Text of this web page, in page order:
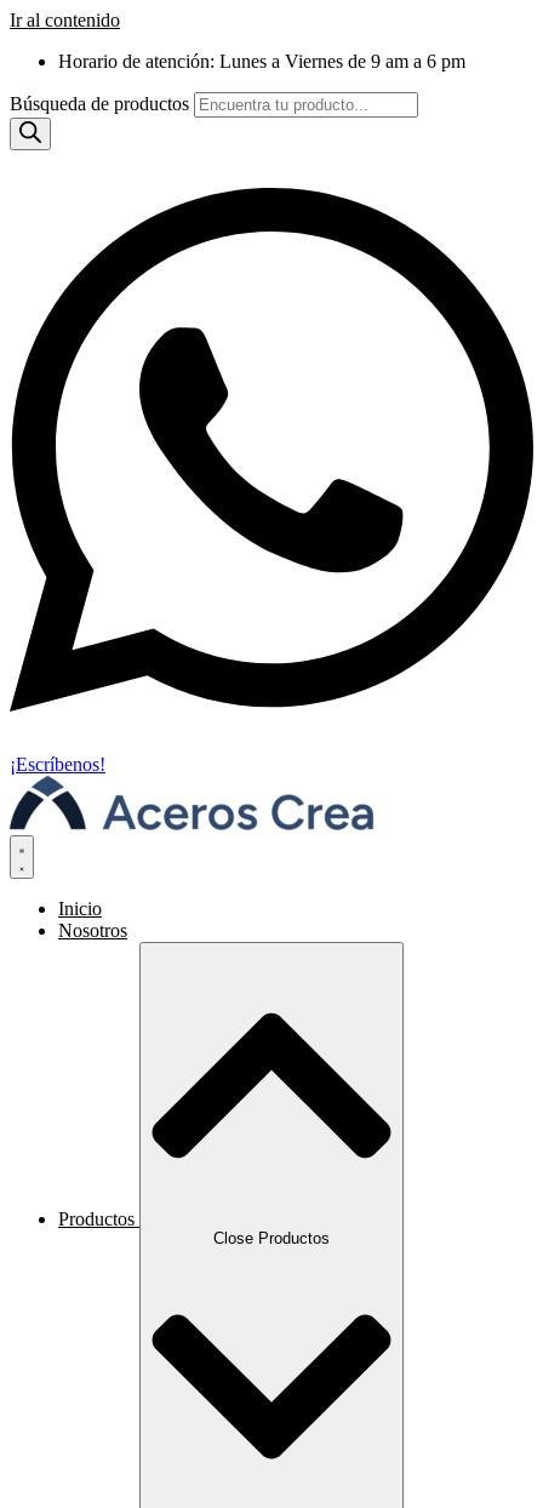
Ir al contenido
Horario de atención: Lunes a Viernes de 9 am a 6 pm
Búsqueda de productos
¡Escríbenos!
Inicio
Nosotros
Productos
Close Productos